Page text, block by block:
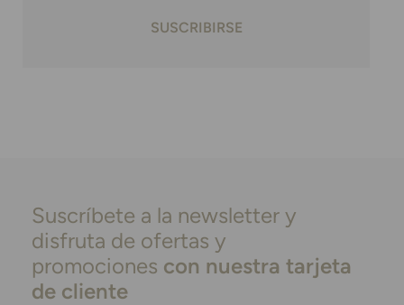
SUSCRIBIRSE
Suscríbete a la newsletter y
disfruta de ofertas y
promociones con nuestra tarjeta
de cliente